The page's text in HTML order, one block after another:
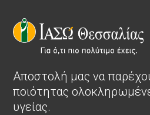
Αποστολή μας να
ποιότητας
υγείας.